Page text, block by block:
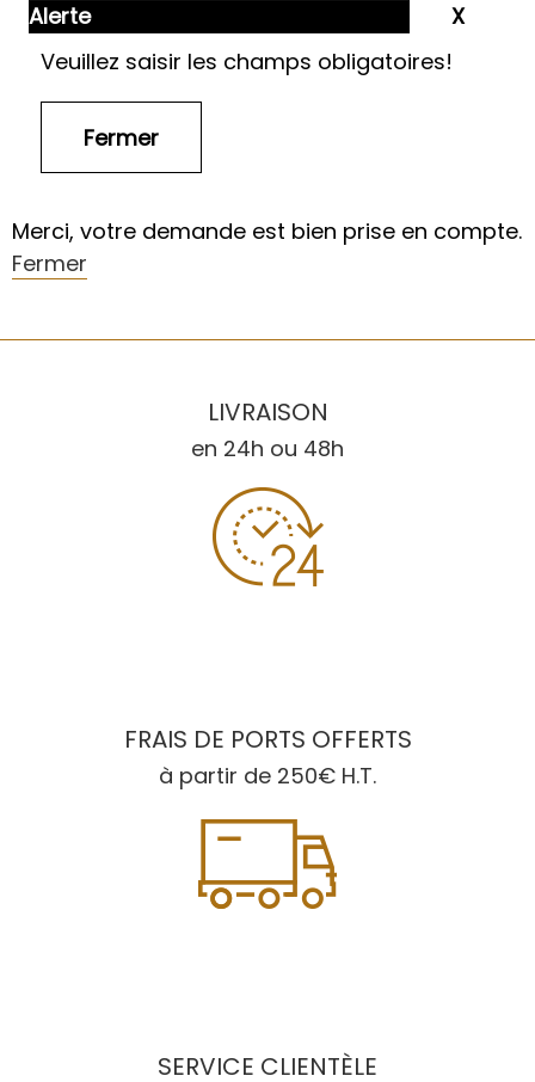
Alerte
Veuillez saisir les champs obligatoires!
Merci, votre demande est bien prise en compte.
Fermer
LIVRAISON
en 24h ou 48h
FRAIS DE PORTS OFFERTS
à partir de 250€ H.T.
SERVICE CLIENTÈLE